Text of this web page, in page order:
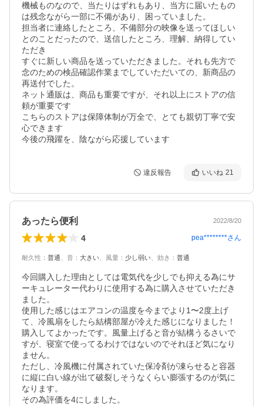
機械ものなので、当たりはずれもあり、当方に届いたもの
は残念ながら一部に不備があり、困っていました。
担当者に連絡したところ、不備部分の映像を送ってほしい
とのことだったので、送信したところ、理解、納得してい
ただき
すぐに新しい商品を送っていただきました。それも先方で
念のための検品確認作業までしていただいての、新商品の
再送付でした。
ネット通販は、商品も重要ですが、それ以上にストアの信
頼が重要です
こちらのストアは保障体制が万全で、とても親切丁寧で安
心できます
今後の飛躍を、陰ながら応援しています
違反報告 いいね 21
あったら便利 2022/8/20
4 pea********さん
耐久性 ： 普通 音 ： 大きい 風量 ： 少し弱い 効き ： 普通
今回購入した理由としては電気代を少しでも抑える為にサ
ーキュレーター代わりに使用する為に購入させていただき
ました。
使用した感じはエアコンの温度を今までより1〜2度上げ
て、冷風扇をしたら結構部屋が冷えた感じになりました！
購入してよかったです。風量上げると音が結構うるさいで
すが、寝室で使ってるわけではないのでそれほど気になり
ません。
ただし、冷風機に付属されていた保冷剤が凍らせると容器
に縦に白い線が出て破裂しそうなくらい膨張するのが気に
なります。
その為評価を4にしました。